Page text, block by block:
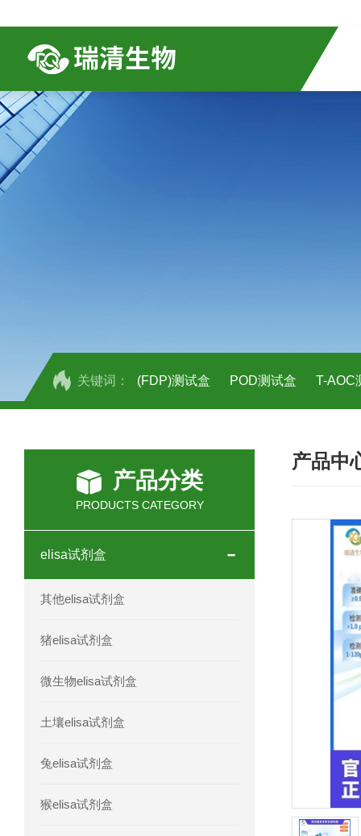
关键词： (FDP)测试盒 POD测试盒 T-AOC
人全式钴氨素2(HTSB2)elisa试剂盒现
人鞘脂(SPH)elisa试剂盒现货速发
人抗卵巢抗体(Anti-OV Ab)elisa试剂盒
人蓝氏贾第虫(GL)elisa试剂盒厂家直销
人疱疹病毒-6型感染(HHV-6)elisa试剂
人囊尾蚴病抗体(CC Ab)elisa试剂盒免
人髓系细胞触发受体-1(TREM-1)elisa
产品分类
PRODUCTS CATEGORY
elisa试剂盒
其他elisa试剂盒
猪elisa试剂盒
微生物elisa试剂盒
土壤elisa试剂盒
兔elisa试剂盒
猴elisa试剂盒
产品中